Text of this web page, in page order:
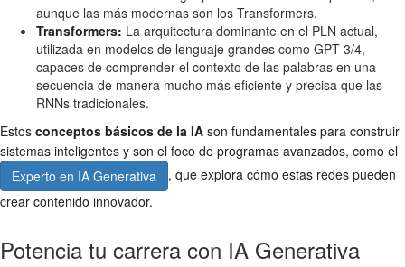
aunque las más modernas son los Transformers.
Transformers: La arquitectura dominante en el PLN actual,
utilizada en modelos de lenguaje grandes como GPT-3/4,
capaces de comprender el contexto de las palabras en una
secuencia de manera mucho más eficiente y precisa que las
RNNs tradicionales.
Estos conceptos básicos de la IA son fundamentales para construir
sistemas inteligentes y son el foco de programas avanzados, como el
Experto en IA Generativa
, que explora cómo estas redes pueden
crear contenido innovador.
Potencia tu carrera con IA Generativa